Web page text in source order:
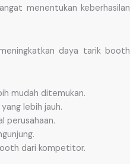
menentukan keberhasilan
daya tarik booth
mudah ditemukan.
lebih jauh.
perusahaan.
dari kompetitor.